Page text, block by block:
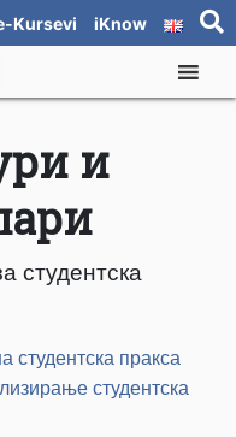
Kursevi iKnow
и
студентска
студентска пракса
студентска